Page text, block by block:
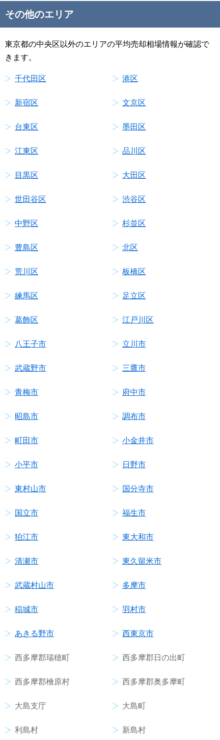
その他のエリア
東京都の中央区以外のエリアの平均売却相場情報が確認で
きます。
千代田区 港区
新宿区 文京区
台東区 墨田区
江東区 品川区
目黒区 大田区
世田谷区 渋谷区
中野区 杉並区
豊島区 北区
荒川区 板橋区
練馬区 足立区
葛飾区 江戸川区
八王子市 立川市
武蔵野市 三鷹市
青梅市 府中市
昭島市 調布市
町田市 小金井市
小平市 日野市
東村山市 国分寺市
国立市 福生市
狛江市 東大和市
清瀬市 東久留米市
武蔵村山市 多摩市
稲城市 羽村市
あきる野市 西東京市
西多摩郡瑞穂町 西多摩郡日の出町
西多摩郡檜原村 西多摩郡奥多摩町
大島支庁 大島町
利島村 新島村